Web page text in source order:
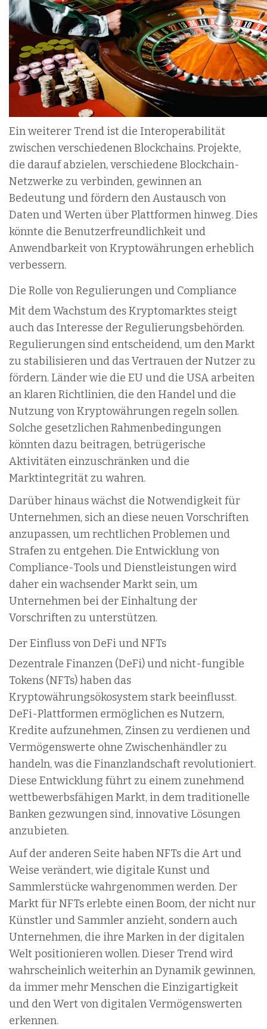
Ein weiterer Trend ist die Interoperabilität
zwischen verschiedenen Blockchains. Projekte,
die darauf abzielen, verschiedene Blockchain-
Netzwerke zu verbinden, gewinnen an
Bedeutung und fördern den Austausch von
Daten und Werten über Plattformen hinweg. Dies
könnte die Benutzerfreundlichkeit und
Anwendbarkeit von Kryptowährungen erheblich
verbessern.
Die Rolle von Regulierungen und Compliance
Mit dem Wachstum des Kryptomarktes steigt
auch das Interesse der Regulierungsbehörden.
Regulierungen sind entscheidend, um den Markt
zu stabilisieren und das Vertrauen der Nutzer zu
fördern. Länder wie die EU und die USA arbeiten
an klaren Richtlinien, die den Handel und die
Nutzung von Kryptowährungen regeln sollen.
Solche gesetzlichen Rahmenbedingungen
könnten dazu beitragen, betrügerische
Aktivitäten einzuschränken und die
Marktintegrität zu wahren.
Darüber hinaus wächst die Notwendigkeit für
Unternehmen, sich an diese neuen Vorschriften
anzupassen, um rechtlichen Problemen und
Strafen zu entgehen. Die Entwicklung von
Compliance-Tools und Dienstleistungen wird
daher ein wachsender Markt sein, um
Unternehmen bei der Einhaltung der
Vorschriften zu unterstützen.
Der Einfluss von DeFi und NFTs
Dezentrale Finanzen (DeFi) und nicht-fungible
Tokens (NFTs) haben das
Kryptowährungsökosystem stark beeinflusst.
DeFi-Plattformen ermöglichen es Nutzern,
Kredite aufzunehmen, Zinsen zu verdienen und
Vermögenswerte ohne Zwischenhändler zu
handeln, was die Finanzlandschaft revolutioniert.
Diese Entwicklung führt zu einem zunehmend
wettbewerbsfähigen Markt, in dem traditionelle
Banken gezwungen sind, innovative Lösungen
anzubieten.
Auf der anderen Seite haben NFTs die Art und
Weise verändert, wie digitale Kunst und
Sammlerstücke wahrgenommen werden. Der
Markt für NFTs erlebte einen Boom, der nicht nur
Künstler und Sammler anzieht, sondern auch
Unternehmen, die ihre Marken in der digitalen
Welt positionieren wollen. Dieser Trend wird
wahrscheinlich weiterhin an Dynamik gewinnen,
da immer mehr Menschen die Einzigartigkeit
und den Wert von digitalen Vermögenswerten
erkennen.